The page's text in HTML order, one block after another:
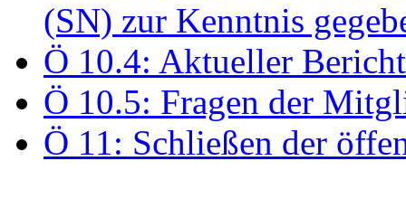
(SN) zur Kenntnis
Ö 10.4: Aktueller
Ö 10.5: Fragen der
Ö 11: Schließen der